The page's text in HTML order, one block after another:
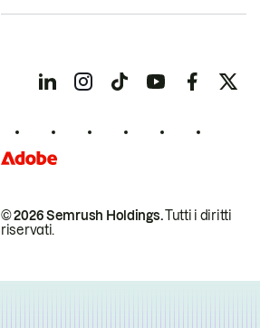
© 2026 Semrush Holdings.Tutti i diritti
riservati.